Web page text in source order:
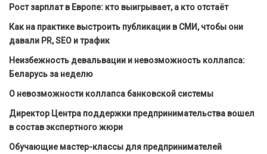
Рост зарплат в Европе: кто выигрывает, а кто отстаёт
Как на практике выстроить публикации в СМИ, чтобы они
давали PR, SEO и трафик
Неизбежность девальвации и невозможность коллапса:
Беларусь за неделю
О невозможности коллапса банковской системы
Директор Центра поддержки предпринимательства вошел
в состав экспертного жюри
Обучающие мастер-классы для предпринимателей